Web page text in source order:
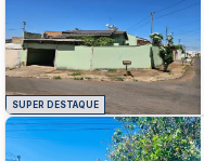
SUPER DESTAQUE